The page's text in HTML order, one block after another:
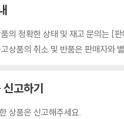
의 정확한 상태 및 재고 문의는 [
상품의 취소 및 반품은 판매자와
고하기
상품은 신고해주세요.